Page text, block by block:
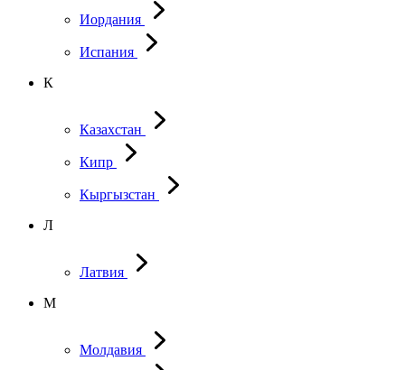
Иордания
Испания
К
Казахстан
Кипр
Кыргызстан
Л
Латвия
М
Молдавия